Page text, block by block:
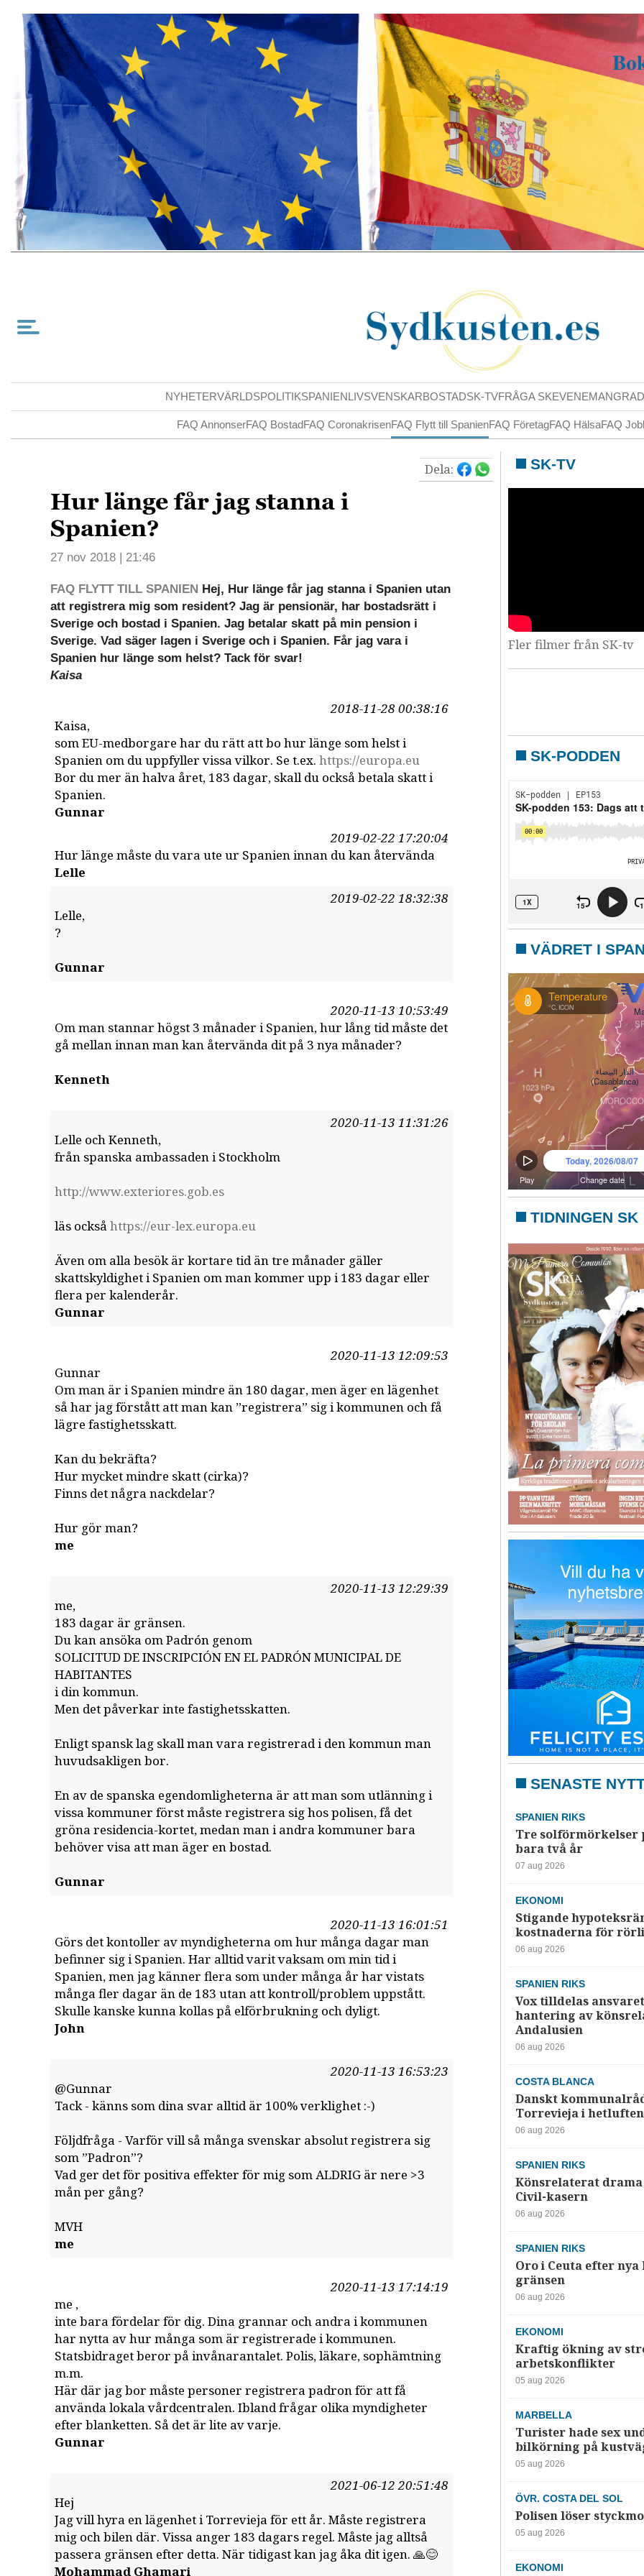
NYHETERVÄRLDSPOLITIKSPANIENLIVSVENSKARBOSTADSK-TVFRÅGA SKEVENEMANG
FAQ AnnonserFAQ BostadFAQ CoronakrisenFAQ Flytt till SpanienFAQ FöretagFAQ HälsaFAQ
Dela:
Hur länge får jag stanna i
Spanien?
27 nov 2018 | 21:46
FAQ FLYTT TILL SPANIEN Hej, Hur länge får jag stanna i Spanien utan
att registrera mig som resident? Jag är pensionär, har bostadsrätt i
Sverige och bostad i Spanien. Jag betalar skatt på min pension i
Sverige. Vad säger lagen i Sverige och i Spanien. Får jag vara i
Spanien hur länge som helst? Tack för svar!
Kaisa
2018-11-28 00:38:16
Kaisa,
som EU-medborgare har du rätt att bo hur länge som helst i
Spanien om du uppfyller vissa vilkor. Se t.ex.https://europa.eu
Bor du mer än halva året, 183 dagar, skall du också betala skatt i
Spanien.
Gunnar
2019-02-22 17:20:04
Hur länge måste du vara ute ur Spanien innan du kan återvända
Lelle
2019-02-22 18:32:38
Lelle,
?
Gunnar
2020-11-13 10:53:49
Om man stannar högst 3 månader i Spanien, hur lång tid måste det
gå mellan innan man kan återvända dit på 3 nya månader?
Kenneth
2020-11-13 11:31:26
Lelle och Kenneth,
från spanska ambassaden i Stockholm
http://www.exteriores.gob.es
läs ocksåhttps://eur-lex.europa.eu
Även om alla besök är kortare tid än tre månader gäller
skattskyldighet i Spanien om man kommer upp i 183 dagar eller
flera per kalenderår.
Gunnar
2020-11-13 12:09:53
Gunnar
Om man är i Spanien mindre än 180 dagar, men äger en lägenhet
så har jag förstått att man kan ”registrera” sig i kommunen och få
lägre fastighetsskatt.
Kan du bekräfta?
Hur mycket mindre skatt (cirka)?
Finns det några nackdelar?
Hur gör man?
me
2020-11-13 12:29:39
me,
183 dagar är gränsen.
Du kan ansöka om Padrón genom
SOLICITUD DE INSCRIPCIÓN EN EL PADRÓN MUNICIPAL DE
HABITANTES
i din kommun.
Men det påverkar inte fastighetsskatten.
Enligt spansk lag skall man vara registrerad i den kommun man
huvudsakligen bor.
En av de spanska egendomligheterna är att man som utlänning i
vissa kommuner först måste registrera sig hos polisen, få det
gröna residencia-kortet, medan man i andra kommuner bara
behöver visa att man äger en bostad.
Gunnar
2020-11-13 16:01:51
Görs det kontoller av myndigheterna om hur många dagar man
befinner sig i Spanien. Har alltid varit vaksam om min tid i
Spanien, men jag känner flera som under många år har vistats
många fler dagar än de 183 utan att kontroll/problem uppstått.
Skulle kanske kunna kollas på elförbrukning och dyligt.
John
2020-11-13 16:53:23
@Gunnar
Tack - känns som dina svar alltid är 100% verklighet :-)
Följdfråga - Varför vill så många svenskar absolut registrera sig
som ”Padron”?
Vad ger det för positiva effekter för mig som ALDRIG är nere >3
mån per gång?
MVH
me
2020-11-13 17:14:19
me ,
inte bara fördelar för dig. Dina grannar och andra i kommunen
har nytta av hur många som är registrerade i kommunen.
Statsbidraget beror på invånarantalet. Polis, läkare, sophämtning
m.m.
Här där jag bor måste personer registrera padron för att få
använda lokala vårdcentralen. Ibland frågar olika myndigheter
efter blanketten. Så det är lite av varje.
Gunnar
2021-06-12 20:51:48
Hej
Jag vill hyra en lägenhet i Torrevieja för ett år. Måste registrera
mig och bilen där. Vissa anger 183 dagars regel. Måste jag alltså
passera gränsen efter detta. När tidigast kan jag åka dit igen. 🙏😊
Mohammad Ghamari
SK-TV
Fler filmer från SK-tv
SK-PODDEN
VÄDRET I
TIDNINGEN SK
SENASTE
SPANIEN RIKS
Tre solförmörkelser
bara två år
07 aug 2026
EKONOMI
Stigande
kostnaderna för
06 aug 2026
SPANIEN RIKS
Vox tilldelas
hantering av
Andalusien
06 aug 2026
COSTA BLANCA
Danskt
Torrevieja i hetluften
06 aug 2026
SPANIEN RIKS
Könsrelaterat
Civil-kasern
06 aug 2026
SPANIEN RIKS
Oro i Ceuta efter
gränsen
06 aug 2026
EKONOMI
Kraftig ökning av
arbetskonflikter
05 aug 2026
MARBELLA
Turister hade sex
bilkörning på
05 aug 2026
ÖVR. COSTA DEL SOL
Polisen löser
05 aug 2026
EKONOMI